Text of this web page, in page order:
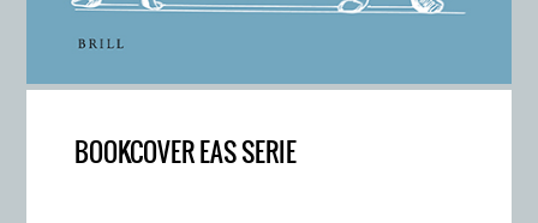
BOOKCOVER EAS SERIE